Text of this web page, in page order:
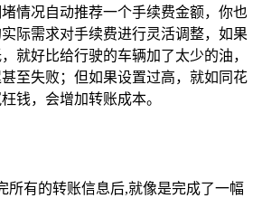
情况自动推荐一个手续费金额，你也
际需求对手续费进行灵活调整，如果
就好比给行驶的车辆加了太少的油，
至失败；但如果设置过高，就如同花
钱，会增加转账成本。
所有的转账信息后,就像是完成了一幅